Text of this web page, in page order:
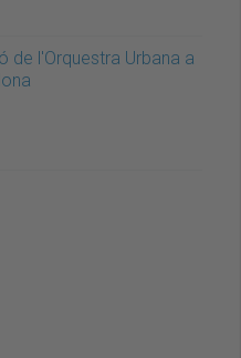
de l'Orquestra Urbana a